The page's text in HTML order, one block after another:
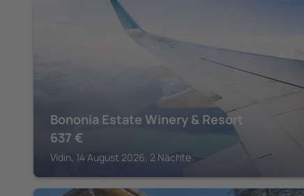
Bononia Estate Winery & Resort
637 €
Vidin, 14 August 2026, 2 Nächte